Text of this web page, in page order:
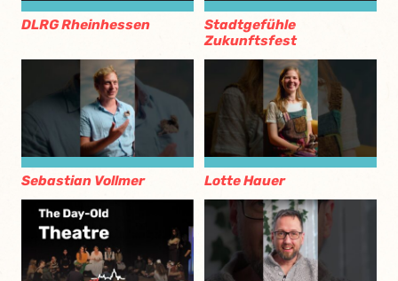
DLRG Rheinhessen
Stadtgefühle
Zukunftsfest
Sebastian Vollmer Lotte Hauer